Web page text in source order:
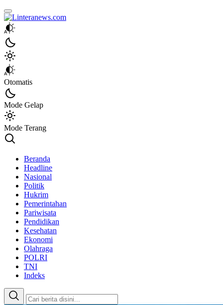
Linteranews.com
Lintas Informasi Tercepat dan Akurat
Otomatis
Mode Gelap
Mode Terang
Beranda
Headline
Nasional
Politik
Hukrim
Pemerintahan
Pariwisata
Pendidikan
Kesehatan
Ekonomi
Olahraga
POLRI
TNI
Indeks